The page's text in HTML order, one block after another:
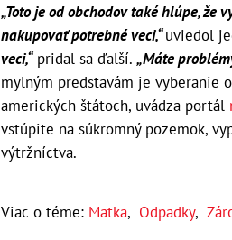
„Toto je od obchodov také hlúpe, že
nakupovať potrebné veci,“uviedol
veci,“pridal sa ďalší. „Máte
mylným predstavám je vyberanie
amerických štátoch, uvádza portál
vstúpite na súkromný pozemok,
výtržníctva.
Viac o téme: Matka, Odpadky,